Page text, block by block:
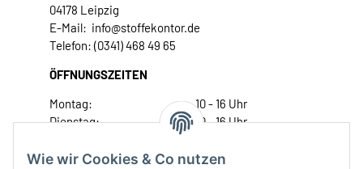
Wie wir Cookies & Co nutzen
04178 Leipzig
E-Mail: info@stoffekontor.de
Telefon: (0341) 468 49 65
ÖFFNUNGSZEITEN
Montag:
10 - 16 Uhr
Dienstag:
10 - 16 Uhr
Donnerstag:
10 - 18 Uhr